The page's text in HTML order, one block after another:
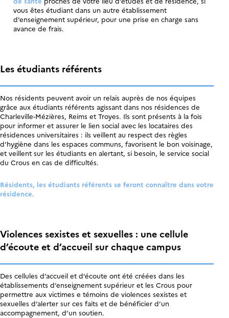
vous êtes étudiant dans un autre établissement
d’enseignement supérieur, pour une prise en charge sans
avance de frais.
Les étudiants référents
Nos résidents peuvent avoir un relais auprès de nos équipes
grâce aux étudiants référents agissant dans nos résidences de
Charleville-Mézières, Reims et Troyes. Ils sont présents à la fois
pour informer et assurer le lien social avec les locataires des
résidences universitaires : ils veillent au respect des règles
d’hygiène dans les espaces communs, favorisent le bon voisinage,
et veillent sur les étudiants en alertant, si besoin, le service social
du Crous en cas de difficultés.
Résidents, les étudiants référents se feront connaître dans votre
résidence.
Violences sexistes et sexuelles : une cellule
d’écoute et d’accueil sur chaque campus
Des cellules d’accueil et d’écoute ont été créées dans les
établissements d’enseignement supérieur et les Crous pour
permettre aux victimes e témoins de violences sexistes et
sexuelles d’alerter sur ces faits et de bénéficier d’un
accompagnement, d’un soutien.